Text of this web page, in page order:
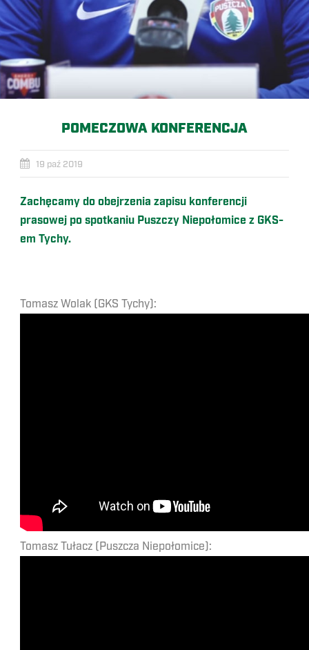
POMECZOWA KONFERENCJA
19 paź 2019
Zachęcamy do obejrzenia zapisu konferencji
prasowej po spotkaniu Puszczy Niepołomice z GKS-
em Tychy.
Tomasz Wolak (GKS Tychy):
Tomasz Tułacz (Puszcza Niepołomice):